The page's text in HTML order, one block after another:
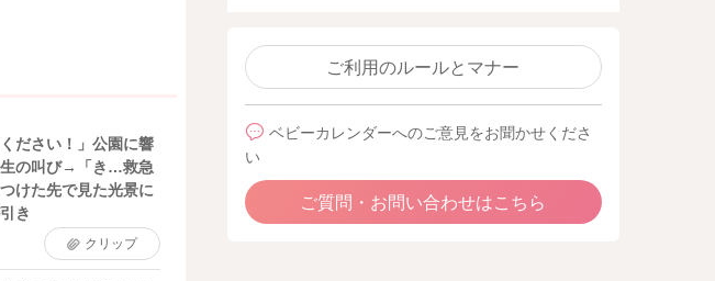
ください！」公園に響
生の叫び→「き…救急
けた先で見た光景に
き
クリップ
ご利用のルールとマナー
ベビーカレンダーへのご意見をお聞かせくださ
い
ご質問・お問い合わせはこちら